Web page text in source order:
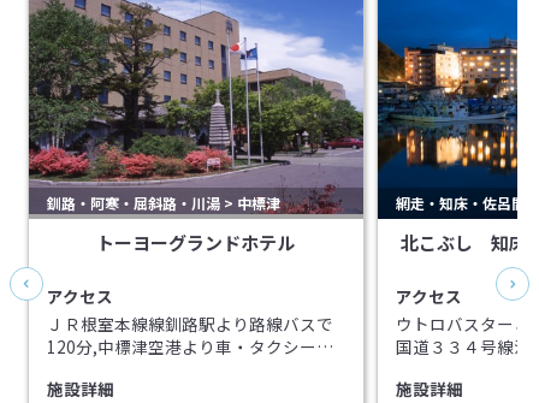
釧路・阿寒・屈斜路・川湯 > 中標津
トーヨーグランドホテル
アクセス
ＪＲ根室本線線釧路駅より路線バスで
120分,中標津空港より車・タクシーで
施設詳細
網走・知床・佐呂間
北こぶし 知床
アクセス
ウトロバスターミ
国道３３４号線沿
施設詳細